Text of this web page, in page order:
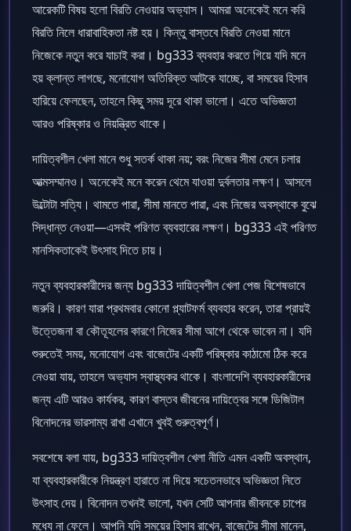
আরেকটি বিষয় হলো বিরতি নেওয়ার অভ্যাস। আমরা অনেকেই মনে করি
বিরতি নিলে ধারাবাহিকতা নষ্ট হয়। কিন্তু বাস্তবে বিরতি নেওয়া মানে
নিজেকে নতুন করে যাচাই করা। bg333 ব্যবহার করতে গিয়ে যদি মনে
হয় ক্লান্ত লাগছে, মনোযোগ অতিরিক্ত আটকে যাচ্ছে, বা সময়ের হিসাব
হারিয়ে ফেলছেন, তাহলে কিছু সময় দূরে থাকা ভালো। এতে অভিজ্ঞতা
আরও পরিষ্কার ও নিয়ন্ত্রিত থাকে।
দায়িত্বশীল খেলা মানে শুধু সতর্ক থাকা নয়; বরং নিজের সীমা মেনে চলার
আত্মসম্মানও। অনেকেই মনে করেন থেমে যাওয়া দুর্বলতার লক্ষণ। আসলে
উল্টোটা সত্যি। থামতে পারা, সীমা মানতে পারা, এবং নিজের অবস্থাকে বুঝে
সিদ্ধান্ত নেওয়া—এসবই পরিণত ব্যবহারের লক্ষণ। bg333 এই পরিণত
মানসিকতাকেই উৎসাহ দিতে চায়।
নতুন ব্যবহারকারীদের জন্য bg333 দায়িত্বশীল খেলা পেজ বিশেষভাবে
জরুরি। কারণ যারা প্রথমবার কোনো প্ল্যাটফর্ম ব্যবহার করেন, তারা প্রায়ই
উত্তেজনা বা কৌতূহলের কারণে নিজের সীমা আগে থেকে ভাবেন না। যদি
শুরুতেই সময়, মনোযোগ এবং বাজেটের একটি পরিষ্কার কাঠামো ঠিক করে
নেওয়া যায়, তাহলে অভ্যাস স্বাস্থ্যকর থাকে। বাংলাদেশি ব্যবহারকারীদের
জন্য এটি আরও কার্যকর, কারণ বাস্তব জীবনের দায়িত্বের সঙ্গে ডিজিটাল
বিনোদনের ভারসাম্য রাখা এখানে খুবই গুরুত্বপূর্ণ।
সবশেষে বলা যায়, bg333 দায়িত্বশীল খেলা নীতি এমন একটি অবস্থান,
যা ব্যবহারকারীকে নিয়ন্ত্রণ হারাতে না দিয়ে সচেতনভাবে অভিজ্ঞতা নিতে
উৎসাহ দেয়। বিনোদন তখনই ভালো, যখন সেটি আপনার জীবনকে চাপের
মধ্যে না ফেলে। আপনি যদি সময়ের হিসাব রাখেন, বাজেটের সীমা মানেন,